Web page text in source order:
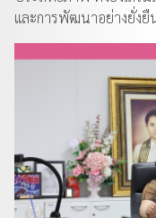
และการพัฒนาอย่างยั่งยื